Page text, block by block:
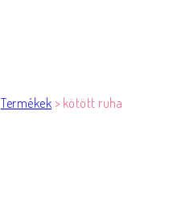
Termékek > kötött ruha